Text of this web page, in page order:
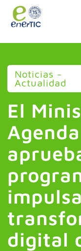
Noticias -
Actualidad
El
digital